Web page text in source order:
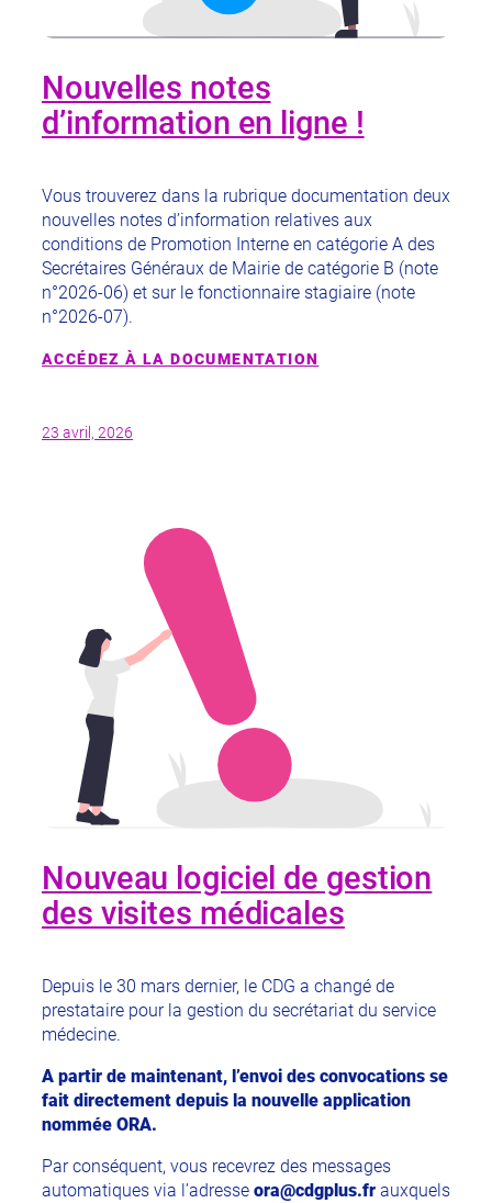
Nouvelles notes
d’information en ligne !
Vous trouverez dans la rubrique documentation deux
nouvelles notes d’information relatives aux
conditions de Promotion Interne en catégorie A des
Secrétaires Généraux de Mairie de catégorie B (note
n°2026-06) et sur le fonctionnaire stagiaire (note
n°2026-07).
ACCÉDEZ À LA DOCUMENTATION
23 avril, 2026
Nouveau logiciel de gestion
des visites médicales
Depuis le 30 mars dernier, le CDG a changé de
prestataire pour la gestion du secrétariat du service
médecine.
A partir de maintenant, l’envoi des convocations se
fait directement depuis la nouvelle application
nommée ORA.
Par conséquent, vous recevrez des messages
automatiques via l’adresse ora@cdgplus.fr auxquels